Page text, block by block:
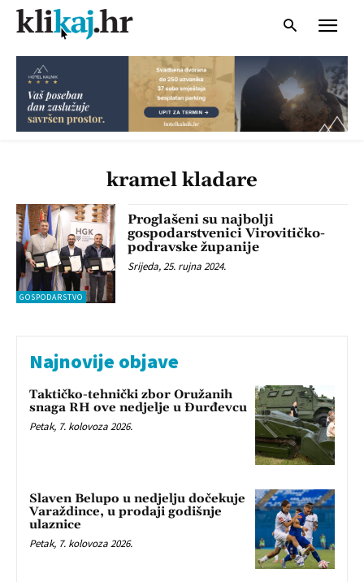
kramel kladare
GOSPODARSTVO
Proglašeni su najbolji
gospodarstvenici Virovitičko-
podravske županije
Srijeda, 25. rujna 2024.
Najnovije objave
Taktičko-tehnički zbor Oružanih
snaga RH ove nedjelje u Đurđevcu
Petak, 7. kolovoza 2026.
Slaven Belupo u nedjelju dočekuje
Varaždince, u prodaji godišnje
ulaznice
Petak, 7. kolovoza 2026.